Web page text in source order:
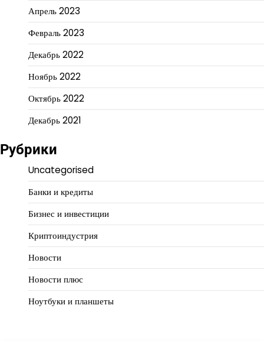
Апрель 2023
Февраль 2023
Декабрь 2022
Ноябрь 2022
Октябрь 2022
Декабрь 2021
Рубрики
Uncategorised
Банки и кредиты
Бизнес и инвестиции
Криптоиндустрия
Новости
Новости плюс
Ноутбуки и планшеты